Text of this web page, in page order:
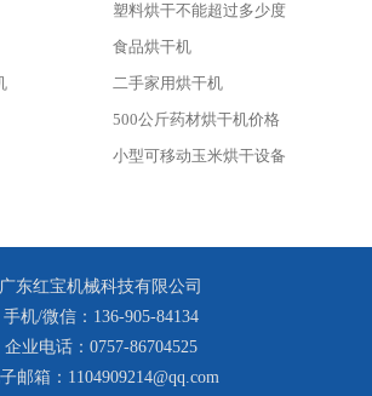
塑料烘干不能超过多少度
食品烘干机
二手家用烘干机
500公斤药材烘干机价格
小型可移动玉米烘干设备
广东红宝机械科技有限公司
手机/微信：136-905-84134
企业电话：0757-86704525
邮箱：1104909214@qq.com